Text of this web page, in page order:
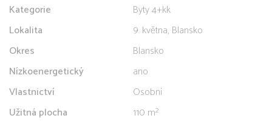
Kategorie
Byty 4+kk
Lokalita
9. května, Blansko
Okres
Blansko
Nízkoenergetický
ano
Vlastnictví
Osobní
Užitná plocha
110 m²